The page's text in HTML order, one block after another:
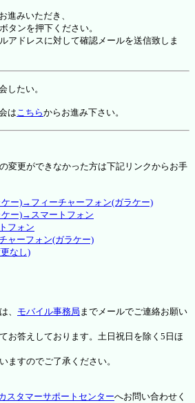
進みいただき、
タンを押下ください。
アドレスに対して確認メールを送信致しま
したい。
はこちらからお進み下さい。
変更ができなかった方は下記リンクからお手
ー)→フィーチャーフォン(ガラケー)
ー)→スマートフォン
フォン
ャーフォン(ガラケー)
なし)
、 モバイル事務局 までメールでご連絡お願い
お答えしております。土日祝日を除く5日ほ
ますのでご了承ください。
スタマーサポートセンターへお問い合わせく